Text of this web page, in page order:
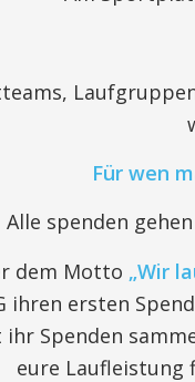
Für wen
Alle spenden
dem Motto „Wir
ihren ersten
ihr Spenden
eure Laufleistung